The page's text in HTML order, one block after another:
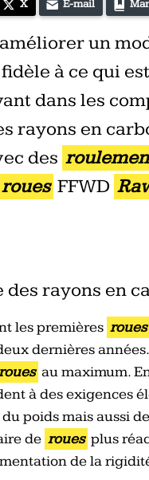
X E-mail
un
à ce qui
dans les
rayons en
des
roues FFWD
des rayons en
les premières roues
dernières
au maximum.
à des exigences
poids mais aussi
de roues plus
de la